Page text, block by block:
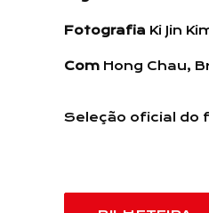
Fotografia Ki Jin
Com Hong Chau,
Seleção oficial do